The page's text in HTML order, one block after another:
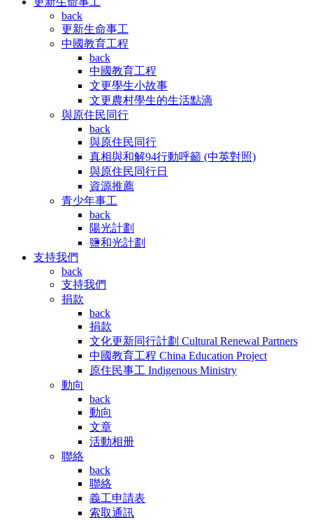
back
更新生命事工
中國教育工程
back
中國教育工程
文更學生小故事
文更農村學生的生活點滴
與原住民同行
back
與原住民同行
真相與和解94行動呼籲 (中英對照)
與原住民同行日
資源推薦
青少年事工
back
陽光計劃
鹽和光計劃
支持我們
back
支持我們
捐款
back
捐款
文化更新同行計劃 Cultural Renewal Partners
中國教育工程 China Education Project
原住民事工 Indigenous Ministry
動向
back
動向
文章
活動相册
聯絡
back
聯絡
義工申請表
索取通訊